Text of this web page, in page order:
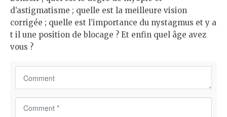
d’astigmatisme ; quelle est la meilleure vision
corrigée ; quelle est l’importance du nystagmus et y a
t il une position de blocage ? Et enfin quel âge avez
vous ?